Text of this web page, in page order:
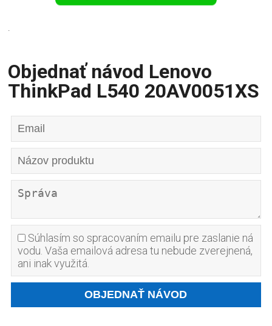
.
Objednať návod Lenovo
ThinkPad L540 20AV0051XS
Súhlasím so spracovaním emailu pre zaslanie ná
vodu. Vaša emailová adresa tu nebude zverejnená,
ani inak využitá.